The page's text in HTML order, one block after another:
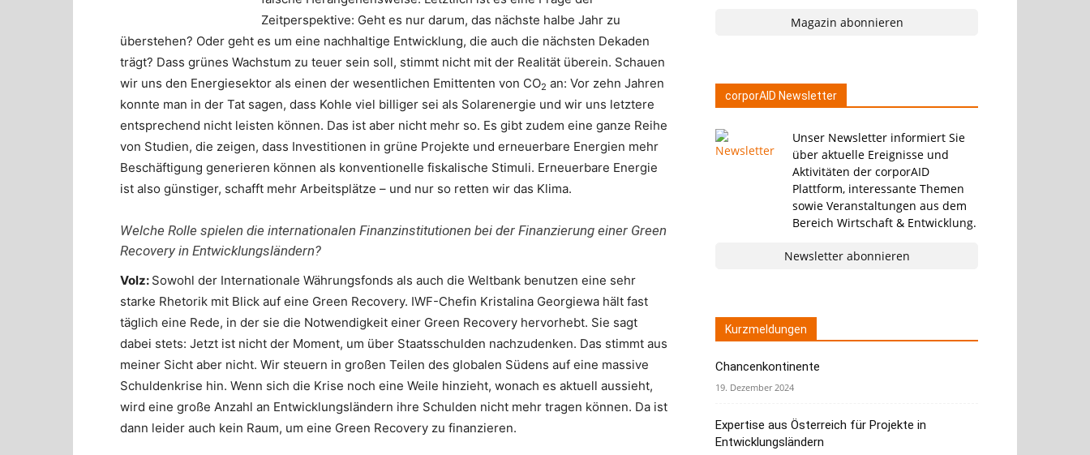
Zeitperspektive: Geht es nur darum, das nächste halbe Jahr zu
überstehen? Oder geht es um eine nachhaltige Entwicklung, die auch die nächsten Dekaden
trägt? Dass grünes Wachstum zu teuer sein soll, stimmt nicht mit der Realität überein. Schauen
wir uns den Energiesektor als einen der wesentlichen Emittenten von CO2 an: Vor zehn Jahren
konnte man in der Tat sagen, dass Kohle viel billiger sei als Solarenergie und wir uns letztere
entsprechend nicht leisten können. Das ist aber nicht mehr so. Es gibt zudem eine ganze Reihe
von Studien, die zeigen, dass Investitionen in grüne Projekte und erneuerbare Energien mehr
Beschäftigung generieren können als konventionelle fiskalische Stimuli. Erneuerbare Energie
ist also günstiger, schafft mehr Arbeitsplätze – und nur so retten wir das Klima.
Welche Rolle spielen die internationalen Finanzinstitutionen bei der Finanzierung einer Green
Recovery in Entwicklungsländern?
Volz: Sowohl der Internationale Währungsfonds als auch die Weltbank benutzen eine sehr
starke Rhetorik mit Blick auf eine Green Recovery. IWF-Chefin Kristalina Georgiewa hält fast
täglich eine Rede, in der sie die Notwendigkeit einer Green Recovery hervorhebt. Sie sagt
dabei stets: Jetzt ist nicht der Moment, um über Staatsschulden nachzudenken. Das stimmt aus
meiner Sicht aber nicht. Wir steuern in großen Teilen des globalen Südens auf eine massive
Schuldenkrise hin. Wenn sich die Krise noch eine Weile hinzieht, wonach es aktuell aussieht,
wird eine große Anzahl an Entwicklungsländern ihre Schulden nicht mehr tragen können. Da ist
dann leider auch kein Raum, um eine Green Recovery zu finanzieren.
Magazin abonnieren
corporAID Newsletter
Unser Newsletter informiert Sie
über aktuelle Ereignisse und
Aktivitäten der corporAID
Plattform, interessante Themen
sowie Veranstaltungen aus dem
Bereich Wirtschaft & Entwicklung.
Newsletter abonnieren
Kurzmeldungen
Chancenkontinente
19. Dezember 2024
Expertise aus Österreich für Projekte in
Entwicklungsländern